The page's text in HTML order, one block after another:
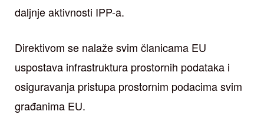
daljnje aktivnosti IPP-a.
Direktivom se nalaže svim članicama EU
uspostava infrastruktura prostornih podataka i
osiguravanja pristupa prostornim podacima svim
građanima EU.